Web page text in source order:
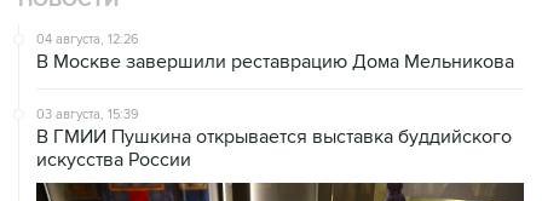
04 августа, 12:26
В Москве завершили реставрацию Дома Мельникова
03 августа, 15:39
В ГМИИ Пушкина открывается выставка буддийского
искусства России